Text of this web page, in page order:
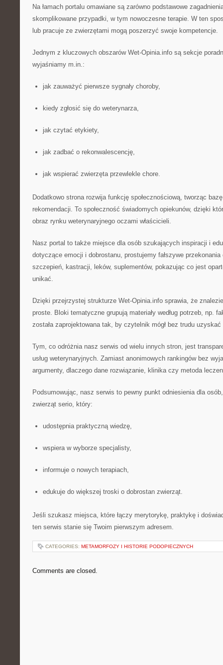
Na łamach portalu omawiane są zarówno podstawowe
skomplikowane przypadki, w tym nowoczesne terapie. W ten
lub pracuje ze zwierzętami mogą poszerzyć swoje kompetencje.
Jednym z kluczowych obszarów Wet-Opinia.info są sekcje
wyjaśniamy m.in.:
jak zauważyć pierwsze sygnały choroby,
kiedy zgłosić się do weterynarza,
jak czytać etykiety,
jak zadbać o rekonwalescencję,
jak wspierać zwierzęta przewlekle chore.
Dodatkowo strona rozwija funkcję społecznościową, tworząc
rekomendacji. To społeczność świadomych opiekunów, dzięki
obraz rynku weterynaryjnego oczami właścicieli.
Nasz portal to także miejsce dla osób szukających inspiracji i
dotyczące emocji i dobrostanu, prostujemy fałszywe
szczepień, kastracji, leków, suplementów, pokazując co jest
unikać.
Dzięki przejrzystej strukturze Wet-Opinia.info sprawia, że
proste. Bloki tematyczne grupują materiały według potrzeb, np.
została zaprojektowana tak, by czytelnik mógł bez trudu uzyskać
Tym, co odróżnia nasz serwis od wielu innych stron, jest
usług weterynaryjnych. Zamiast anonimowych rankingów bez
argumenty, dlaczego dane rozwiązanie, klinika czy metoda
Podsumowując, nasz serwis to pewny punkt odniesienia dla
zwierząt serio, który:
udostępnia praktyczną wiedzę,
wspiera w wyborze specjalisty,
informuje o nowych terapiach,
edukuje do większej troski o dobrostan zwierząt.
Jeśli szukasz miejsca, które łączy merytorykę, praktykę i
ten serwis stanie się Twoim pierwszym adresem.
CATEGORIES: METAMORFOZY I HISTORIE PODOPIECZNYCH
Comments are closed.